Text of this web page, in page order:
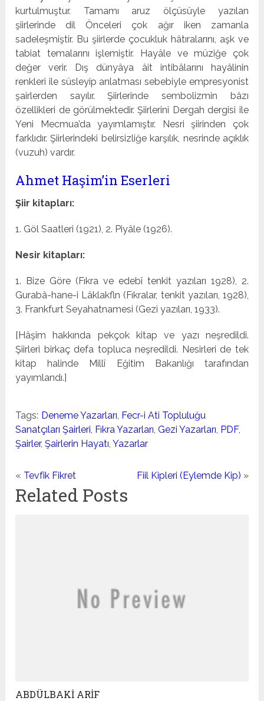
kurtulmuştur. Tamamı aruz ölçüsüyle yazılan
şiirlerinde dil Önceleri çok ağır iken zamanla
sadeleşmiştir. Bu şiirler­de çocukluk hâtıralarını, aşk ve
tabiat temalarını işlemiştir. Hayâle ve müziğe çok
değer verir. Dış dünyâya âit intibâlarını hayâlinin
renkleri ile süsleyip anlatması sebebiyle emp­resyonist
şairlerden sayılır. Şiirlerinde sembolizmin bâzı
özellikleri de görülmektedir. Şiirlerini Dergah dergisi ile
Ye­ni Mecmua’da yayımlamıştır. Nesri şiirinden çok
farklıdır. Şiirlerindeki belirsizliğe karşılık, nesrinde açıklık
(vuzuh) vardır.
Ahmet Haşim’in Eserleri
Şiir kitapları:
1. Göl Saatleri (1921), 2. Piyâle (1926).
Nesir kitapları:
1. Bize Göre (Fıkra ve edebî tenkit yazıları 1928), 2.
Gurabâ-hane-i Lâklakfln (Fıkralar, tenkit yazıları, 1928),
3. Frankfurt Seyahatnamesi (Gezi yazıları, 1933).
[Hâşim hak­kında pekçok kitap ve yazı neşredildi.
Şiirleri birkaç defa topluca neşredildi. Nesirleri de tek
kitap halinde Millî Eği­tim Bakanlığı tarafından
yayımlandı.]
Tags: Deneme Yazarları, Fecr-i Ati Topluluğu
Sanatçıları Şairleri, Fıkra Yazarları,Gezi Yazarları, PDF,
Şairler,Şairlerin Hayatı,Yazarlar
« Tevfik Fikret Fiil Kipleri (Eylemde Kip) »
Related Posts
ABDÜLBAKİ ARİF